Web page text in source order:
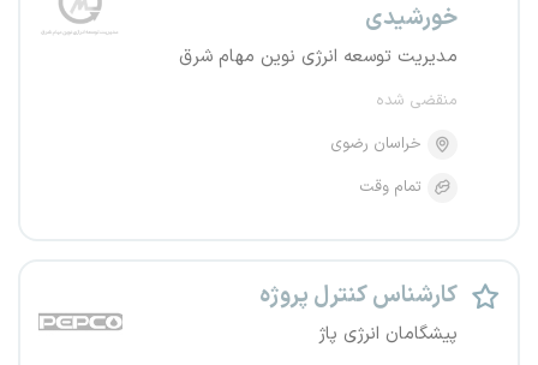
خورشیدی
مدیریت توسعه انرژی نوین مهام شرق
منقضی شده
خراسان رضوی
تمام وقت
کارشناس کنترل پروژه
پیشگامان انرژی پاژ